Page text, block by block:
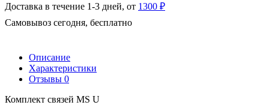
Доставка в течение 1-3 дней, от 1300 ₽
Самовывоз сегодня, бесплатно
Описание
Характеристики
Отзывы 0
Комплект связей MS U